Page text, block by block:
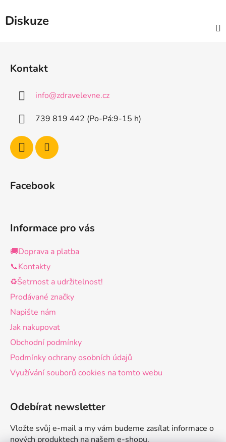
Diskuze
Kontakt
info@zdravelevne.cz
739 819 442 (Po-Pá:9-15 h)
Facebook
Informace pro vás
🚚Doprava a platba
📞Kontakty
♻️Šetrnost a udržitelnost!
Prodávané značky
Napište nám
Jak nakupovat
Obchodní podmínky
Podmínky ochrany osobních údajů
Využívání souborů cookies na tomto webu
Odebírat newsletter
Vložte svůj e-mail a my vám budeme zasílat informace o
nových produktech na našem e-shopu.